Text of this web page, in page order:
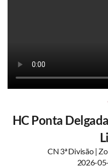
HC Ponta
CN 3ª Divisão |
2026-